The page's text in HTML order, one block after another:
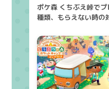
ポケ森 くちぶえ峠で
種類、もらえない時の